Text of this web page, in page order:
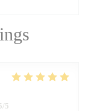
/5